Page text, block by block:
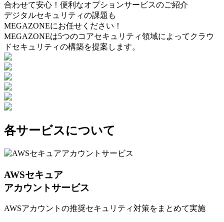
合わせて安心！便利なオプションサービスのご紹介
デジタルセキュリティの課題も
MEGAZONEにお任せください！
MEGAZONEは5つのコアセキュリティ領域によってクラウ
ドセキュリティの構築を提案します。
各サービスについて
AWSセキュア
アカウントサービス
AWSアカウントの推奨セキュリティ対策をまとめて実施